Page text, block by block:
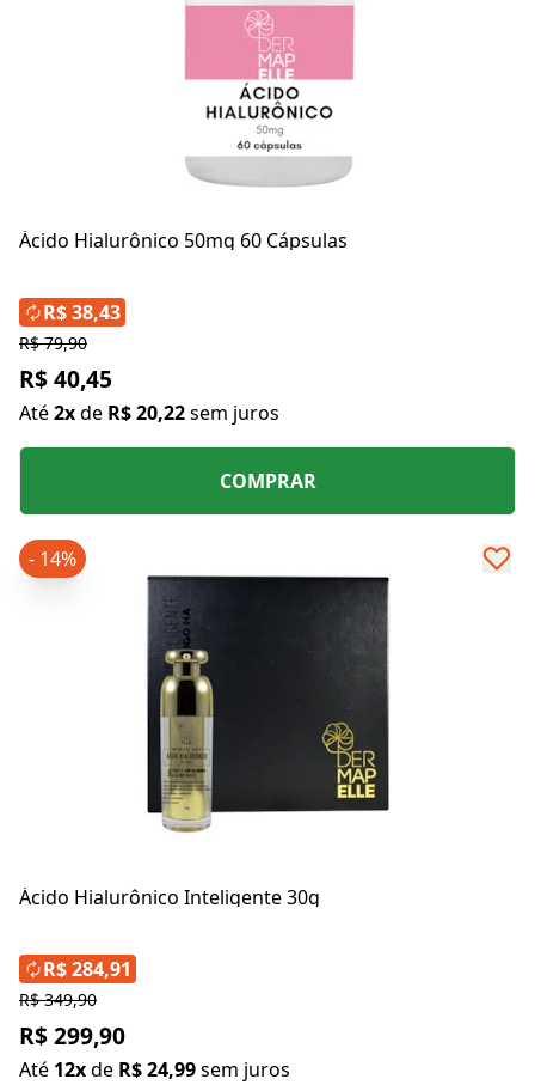
Ácido Hialurônico 50mg 60 Cápsulas
R$ 79,90
R$ 40,45
Até2xde R$ 20,22sem juros
R$ 38,43
COMPRAR
Ácido Hialurônico Inteligente 30g
- 14%
R$ 349,90
R$ 299,90
Até 12xde R$ 24,99sem juros
R$ 284,91